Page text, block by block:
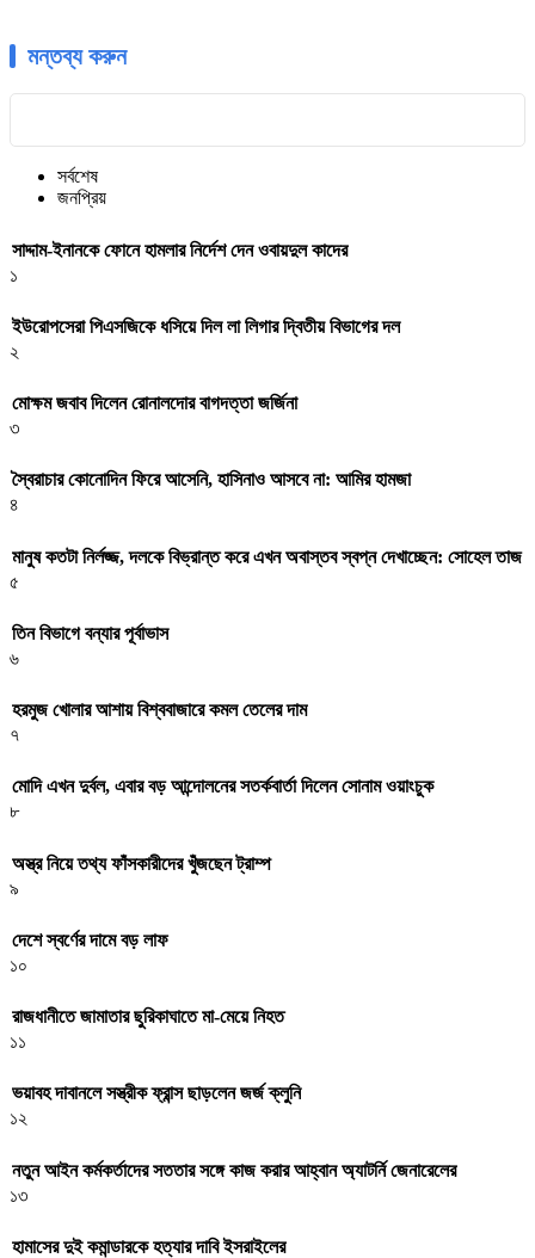
মন্তব্য করুন
সর্বশেষ
জনপ্রিয়
সাদ্দাম-ইনানকে ফোনে হামলার নির্দেশ দেন ওবায়দুল কাদের
১
ইউরোপসেরা পিএসজিকে ধসিয়ে দিল লা লিগার দ্বিতীয় বিভাগের দল
২
মোক্ষম জবাব দিলেন রোনালদোর বাগদত্তা জর্জিনা
৩
স্বৈরাচার কোনোদিন ফিরে আসেনি, হাসিনাও আসবে না: আমির হামজা
৪
মানুষ কতটা নির্লজ্জ, দলকে বিভ্রান্ত করে এখন অবাস্তব স্বপ্ন দেখাচ্ছেন: সোহেল তাজ
৫
তিন বিভাগে বন্যার পূর্বাভাস
৬
হরমুজ খোলার আশায় বিশ্ববাজারে কমল তেলের দাম
৭
মোদি এখন দুর্বল, এবার বড় আন্দোলনের সতর্কবার্তা দিলেন সোনাম ওয়াংচুক
৮
অস্ত্র নিয়ে তথ্য ফাঁসকারীদের খুঁজছেন ট্রাম্প
৯
দেশে স্বর্ণের দামে বড় লাফ
১০
রাজধানীতে জামাতার ছুরিকাঘাতে মা-মেয়ে নিহত
১১
ভয়াবহ দাবানলে সস্ত্রীক ফ্রান্স ছাড়লেন জর্জ ক্লুনি
১২
নতুন আইন কর্মকর্তাদের সততার সঙ্গে কাজ করার আহ্বান অ্যাটর্নি জেনারেলের
১৩
হামাসের দুই কমান্ডারকে হত্যার দাবি ইসরাইলের